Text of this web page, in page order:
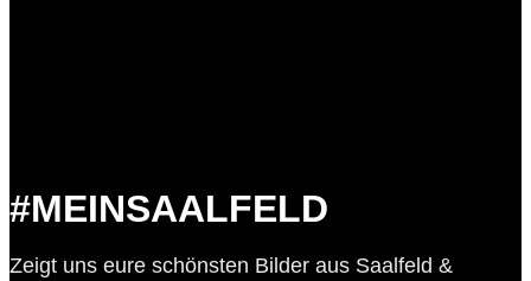
#MEINSAALFELD
Zeigt uns eure schönsten Bilder aus Saalfeld &